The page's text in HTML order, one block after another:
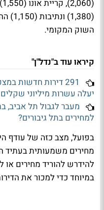
השוק המקומי.
קיראו עוד ב"נדל"ן"
291 דירות חדשות
יעלה עשרות מיליוני שקלים
למחירים בתל גיבורים?
בפועל, מצב כזה של עודף
מחירים משמעותית בעתיד
להידרש להוריד מחירים או
במיוחד כדי למכור את